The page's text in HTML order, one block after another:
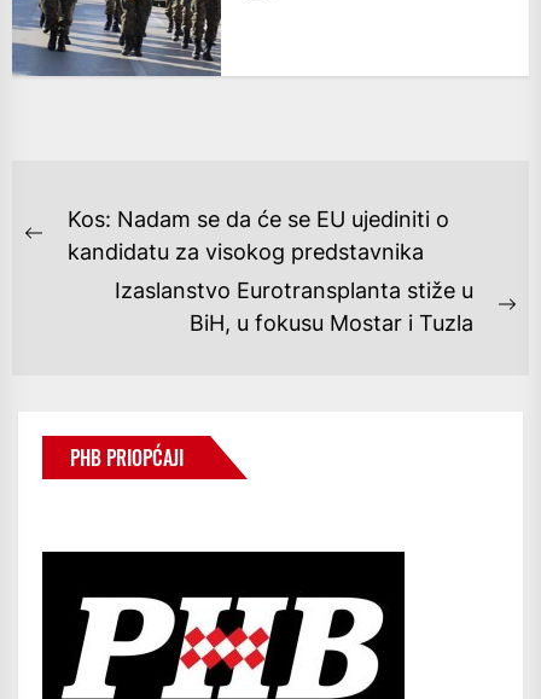
NAVIGACIJA
OBJAVA
Previous
Kos: Nadam se da će se EU ujediniti o
kandidatu za visokog predstavnika
Izaslanstvo Eurotransplanta stiže u
BiH, u fokusu Mostar i Tuzla
PHB PRIOPĆAJI